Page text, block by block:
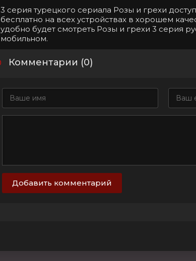
3 серия турецкого сериала Розы и грехи
бесплатно на всех устройствах в хорошем
удобно будет смотреть Розы и грехи 3 серия
мобильном.
Комментарии (0)
Добавить комментарий